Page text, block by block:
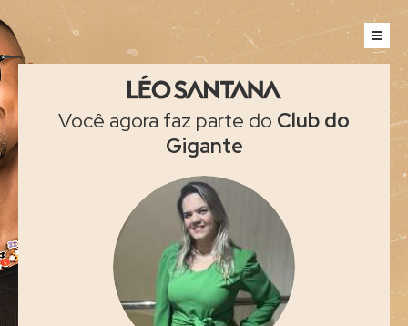
Você agora faz parte do Club do
Gigante